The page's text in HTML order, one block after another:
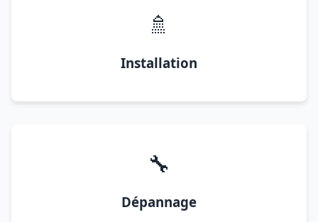
🚿
Installation
🔧
Dépannage